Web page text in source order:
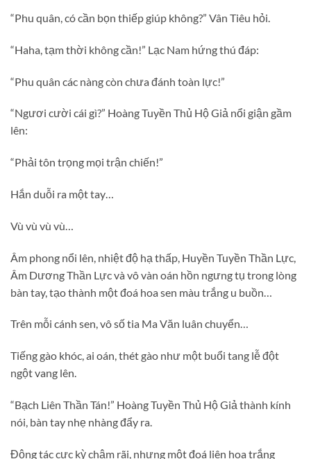
“Phu quân, có cần bọn thiếp giúp không?” Vân Tiêu hỏi.
“Haha, tạm thời không cần!” Lạc Nam hứng thú đáp:
“Phu quân các nàng còn chưa đánh toàn lực!”
“Ngươi cười cái gì?” Hoàng Tuyền Thủ Hộ Giả nổi giận gầm
lên:
“Phải tôn trọng mọi trận chiến!”
Hắn duỗi ra một tay…
Vù vù vù vù…
Âm phong nổi lên, nhiệt độ hạ thấp, Huyền Tuyền Thần Lực,
Âm Dương Thần Lực và vô vàn oán hồn ngưng tụ trong lòng
bàn tay, tạo thành một đoá hoa sen màu trắng u buồn…
Trên mỗi cánh sen, vô số tia Ma Văn luân chuyển…
Tiếng gào khóc, ai oán, thét gào như một buổi tang lễ đột
ngột vang lên.
“Bạch Liên Thần Tán!” Hoàng Tuyền Thủ Hộ Giả thành kính
nói, bàn tay nhẹ nhàng đẩy ra.
Động tác cực kỳ chậm rãi, nhưng một đoá liên hoa trắng